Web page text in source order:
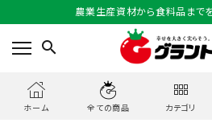
農業生産資材から食料品まで
search
ホーム 全ての商品 カテゴリ